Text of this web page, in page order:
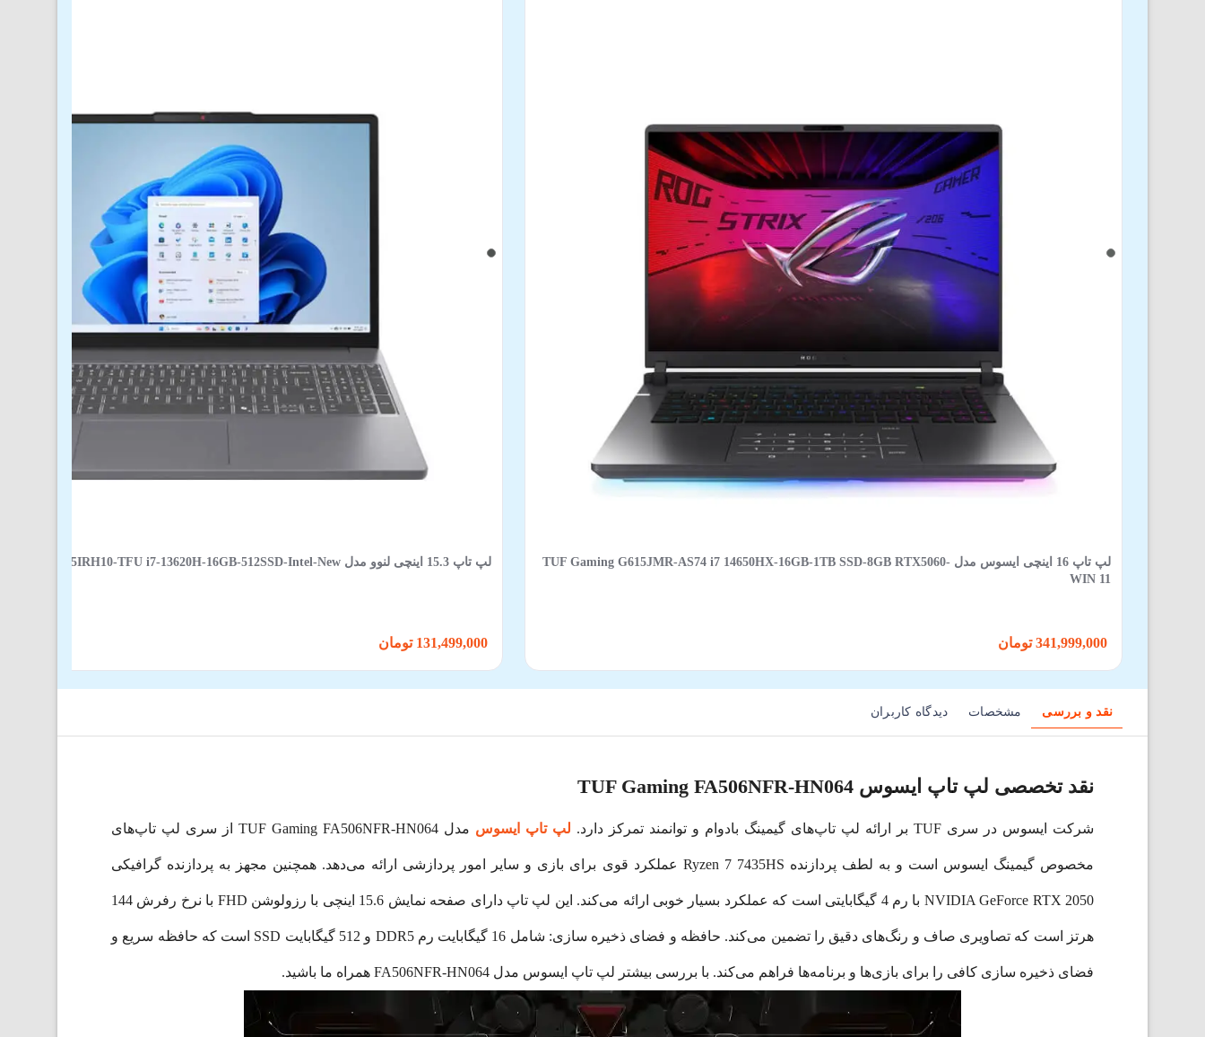
لپ‌ تاپ 16 اینچی ایسوس مدل TUF Gaming G615JMR-AS74 i7 14650HX-16GB-1TB SSD-8GB RTX5060-
WIN 11
لپ‌ تاپ 15.3 اینچی لنوو مدل IdeaPad Slim 3 15IRH10-TFU i7-13620H-16GB-512SSD-Intel-New
نقد و بررسی مشخصات دیدگاه کاربران
نقد تخصصی لپ تاپ ایسوس TUF Gaming FA506NFR-HN064
شرکت ایسوس در سری TUF بر ارائه لپ تاپ‌های گیمینگ بادوام و توانمند تمرکز دارد. لپ تاپ ایسوس مدل TUF Gaming FA506NFR-HN064 از سری لپ تاپ‌های
مخصوص گیمینگ ایسوس است و به لطف پردازنده Ryzen 7 7435HS عملکرد قوی برای بازی و سایر امور پردازشی ارائه می‌دهد. همچنین مجهز به پردازنده گرافیکی
NVIDIA GeForce RTX 2050 با رم 4 گیگابایتی است که عملکرد بسیار خوبی ارائه می‌کند. این لپ تاپ دارای صفحه نمایش 15.6 اینچی با رزولوشن FHD با نرخ رفرش 144
هرتز است که تصاویری صاف و رنگ‌های دقیق را تضمین می‌کند. حافظه و فضای ذخیره سازی: شامل 16 گیگابایت رم DDR5 و 512 گیگابایت SSD است که حافظه سریع و
فضای ذخیره سازی کافی را برای بازی‌ها و برنامه‌ها فراهم می‌کند. با بررسی بیشتر لپ تاپ ایسوس مدل FA506NFR-HN064 همراه ما باشید.